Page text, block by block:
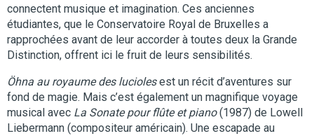
connectent musique et imagination. Ces anciennes
étudiantes, que le Conservatoire Royal de Bruxelles a
rapprochées avant de leur accorder à toutes deux la Grande
Distinction, offrent ici le fruit de leurs sensibilités.
Öhna au royaume des luciolesest un récit d’aventures sur
fond de magie. Mais c’est également un magnifique voyage
musical avec La Sonate pour flûte et piano(1987) de Lowell
Liebermann (compositeur américain). Une escapade au